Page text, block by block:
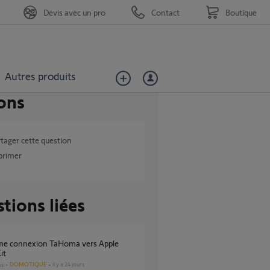
Autres produits
Devis avec un pro Contact Boutique
cette question
liées
DOMOTIQUE il y a 24 jours